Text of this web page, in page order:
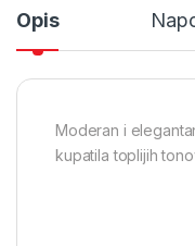
Opis
Moderan i
kupatila toplijih